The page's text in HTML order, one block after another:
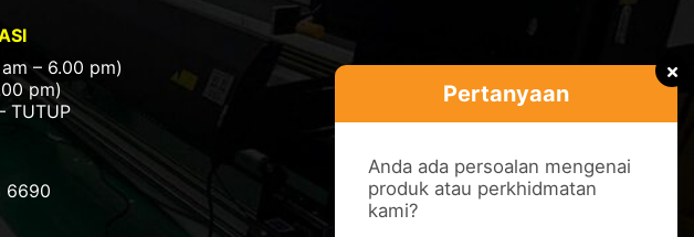
– 6.00 pm)
pm)
TUTUP
6690
Pertanyaan
Anda ada persoalan mengenai
produk atau perkhidmatan
kami?